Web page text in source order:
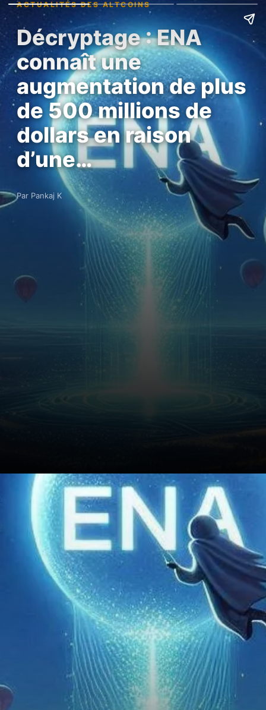
ACTUALITÉS DES ALTCOINS
Décryptage : ENA
connaît une
augmentation de plus
de 500 millions de
dollars en raison
d’une…
Par Pankaj K